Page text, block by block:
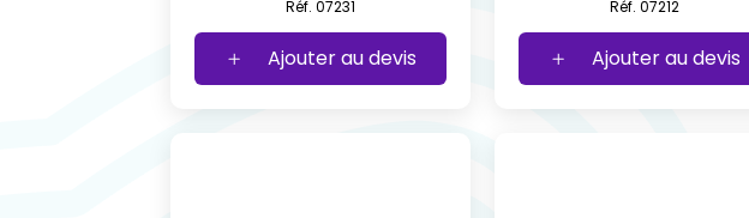
Réf. 07231
Ajouter au devis
Réf. 07212
Ajouter au devis